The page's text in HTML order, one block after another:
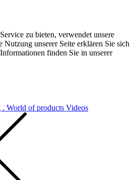
zu bieten, verwendet unsere
unserer Seite erklären Sie sich
finden Sie in unserer
. World of products Videos